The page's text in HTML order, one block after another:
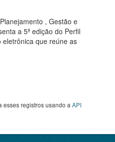
, Gestão e
a 5ª edição do Perfil
eletrônica que reúne as
esses registros usando a API